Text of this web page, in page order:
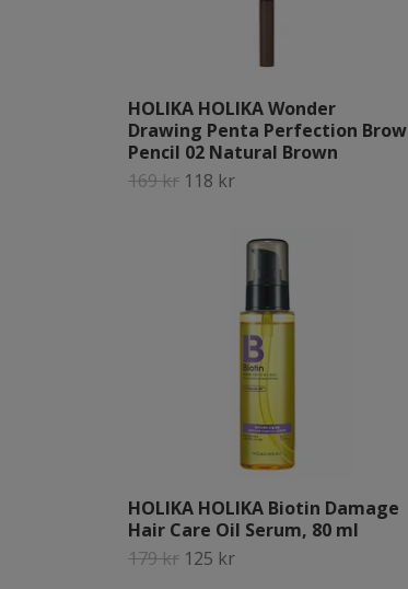
HOLIKA HOLIKA Wonder
Drawing Penta Perfection Brow
Pencil 02 Natural Brown
169 kr 118 kr
HOLIKA HOLIKA Biotin Damage
Hair Care Oil Serum, 80 ml
179 kr 125 kr